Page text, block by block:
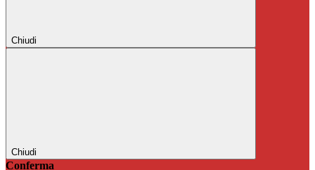
Chiudi
Chiudi
Conferma